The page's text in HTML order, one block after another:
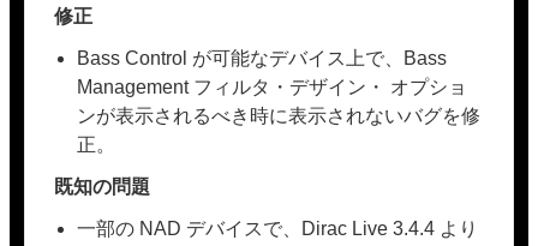
修正
Bass Control が可能なデバイス上で、Bass
Management フィルタ・デザイン・ オプショ
ンが表示されるべき時に表示されないバグを修
正。
既知の問題
一部の NAD デバイスで、Dirac Live 3.4.4 より